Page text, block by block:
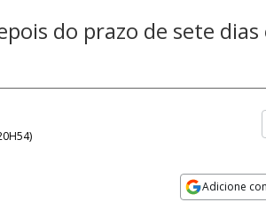
do prazo de sete
)
Adicione